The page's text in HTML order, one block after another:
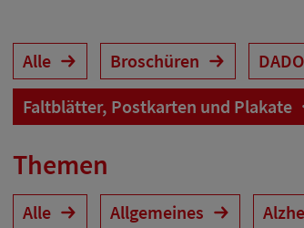
Alle Broschüren
Faltblätter, Postkarten und Plakate
Themen
Alle Allgemeines